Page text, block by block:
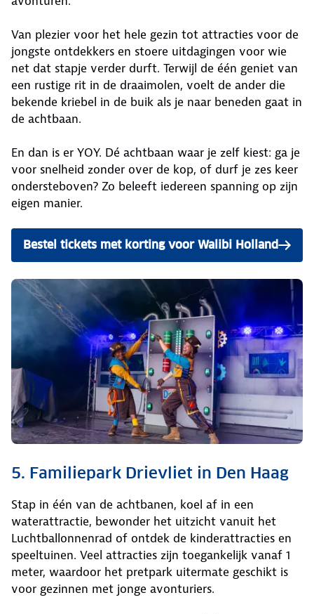
Van plezier voor het hele gezin tot attracties voor de
jongste ontdekkers en stoere uitdagingen voor wie
net dat stapje verder durft. Terwijl de één geniet van
een rustige rit in de draaimolen, voelt de ander die
bekende kriebel in de buik als je naar beneden gaat in
de achtbaan.
En dan is er YOY. Dé achtbaan waar je zelf kiest: ga je
voor snelheid zonder over de kop, of durf je zes keer
ondersteboven? Zo beleeft iedereen spanning op zijn
eigen manier.
Bestel tickets met korting voor Walibi Holland
5. Familiepark Drievliet in Den Haag
Stap in één van de achtbanen, koel af in een
waterattractie, bewonder het uitzicht vanuit het
Luchtballonnenrad of ontdek de kinderattracties en
speeltuinen. Veel attracties zijn toegankelijk vanaf 1
meter, waardoor het pretpark uitermate geschikt is
voor gezinnen met jonge avonturiers.